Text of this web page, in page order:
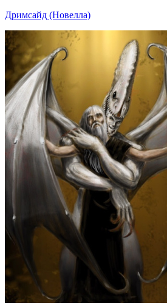
Дримсайд (Новелла)